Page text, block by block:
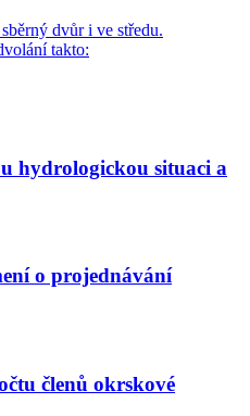
dvůr i ve středu.
takto:
hydrologickou situaci a
o projednávání
členů okrskové